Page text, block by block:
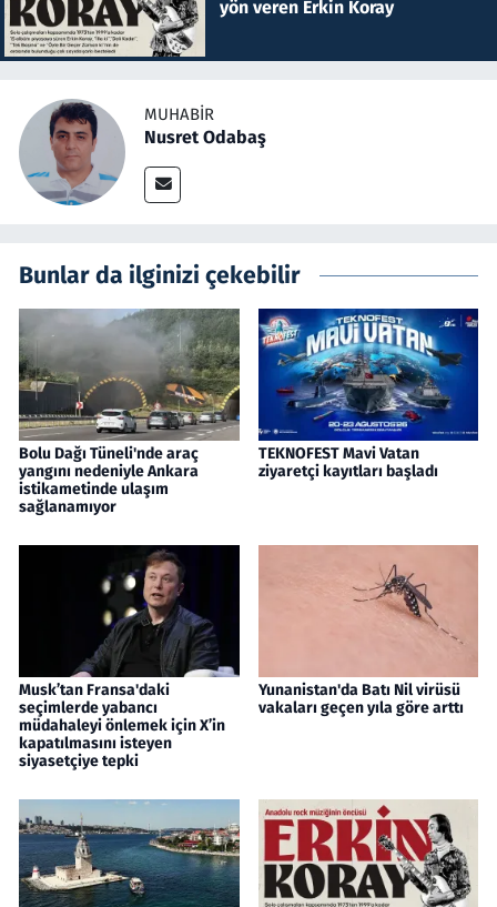
yön veren Erkin Koray
MUHABIR
Nusret Odabaş
Bunlar da ilginizi çekebilir
Bolu Dağı Tüneli'nde araç
yangını nedeniyle Ankara
istikametinde ulaşım
sağlanamıyor
TEKNOFEST Mavi Vatan
ziyaretçi kayıtları başladı
Musk’tan Fransa'daki
seçimlerde yabancı
müdahaleyi önlemek için X’in
kapatılmasını isteyen
siyasetçiye tepki
Yunanistan'da Batı Nil virüsü
vakaları geçen yıla göre arttı